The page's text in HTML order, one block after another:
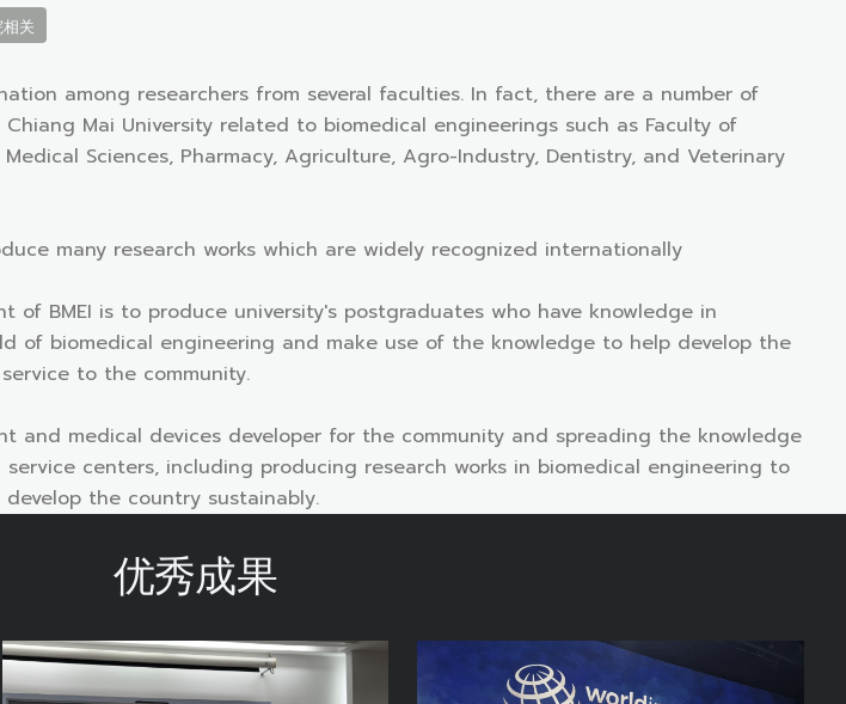
关
among researchers from several faculties. In fact, there are a number of
Mai University related to biomedical engineerings such as Faculty of
Sciences, Pharmacy, Agriculture, Agro-Industry, Dentistry, and Veterinary
many research works which are widely recognized internationally
of BMEI is to produce university's postgraduates who have knowledge in
of biomedical engineering and make use of the knowledge to help develop the
to the community.
and medical devices developer for the community and spreading the knowledge
centers, including producing research works in biomedical engineering to
the country sustainably.
优秀成果